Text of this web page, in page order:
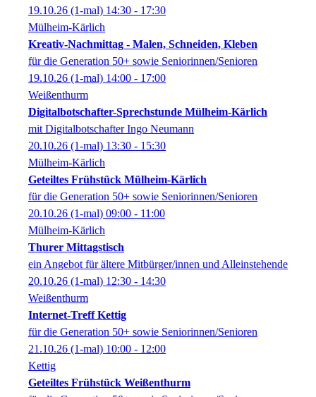
19.10.26 (1-mal) 14:30 - 17:30
Mülheim-Kärlich
Kreativ-Nachmittag - Malen, Schneiden, Kleben
für die Generation 50+ sowie Seniorinnen/Senioren
19.10.26 (1-mal) 14:00 - 17:00
Weißenthurm
Digitalbotschafter-Sprechstunde Mülheim-Kärlich
mit Digitalbotschafter Ingo Neumann
20.10.26 (1-mal) 13:30 - 15:30
Mülheim-Kärlich
Geteiltes Frühstück Mülheim-Kärlich
für die Generation 50+ sowie Seniorinnen/Senioren
20.10.26 (1-mal) 09:00 - 11:00
Mülheim-Kärlich
Thurer Mittagstisch
ein Angebot für ältere Mitbürger/innen und Alleinstehende
20.10.26 (1-mal) 12:30 - 14:30
Weißenthurm
Internet-Treff Kettig
für die Generation 50+ sowie Seniorinnen/Senioren
21.10.26 (1-mal) 10:00 - 12:00
Kettig
Geteiltes Frühstück Weißenthurm